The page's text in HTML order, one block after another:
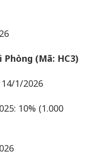
Phòng (Mã: HC3)
1/2026
10% (1.000